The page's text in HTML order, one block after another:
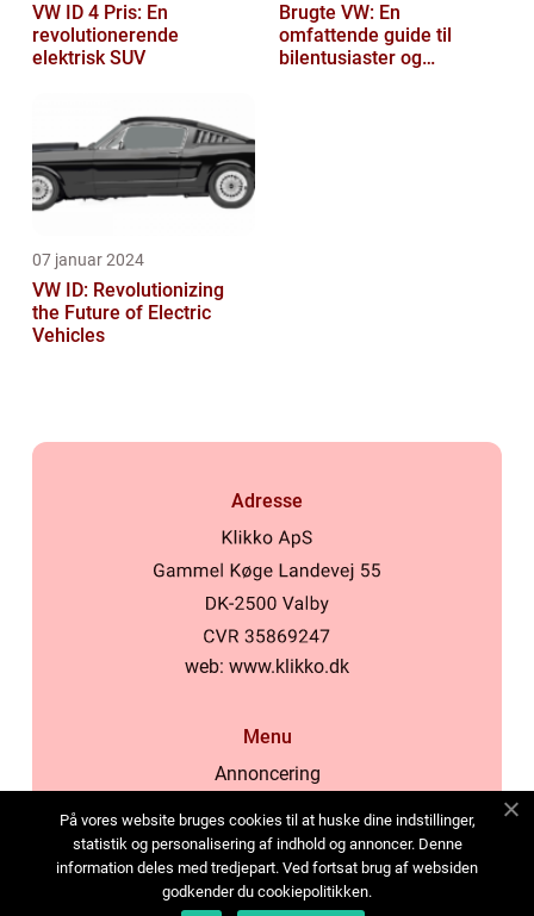
VW ID 4 Pris: En
revolutionerende
elektrisk SUV
Brugte VW: En
omfattende guide til
bilentusiaster og
07 januar 2024
VW ID: Revolutionizing
the Future of Electric
Vehicles
Adresse
web: www.klikko.dk
Menu
Annoncering
Cookies
Kontakt os
Sitemap
På vores website bruges cookies til at huske dine indstillinger,
statistik og personalisering af indhold og annoncer. Denne
information deles med tredjepart. Ved fortsat brug af websiden
godkender du cookiepolitikken.